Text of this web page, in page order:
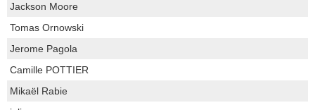
Jackson Moore
Tomas Ornowski
Jerome Pagola
Camille POTTIER
Mikaël Rabie